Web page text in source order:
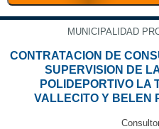
MUNICIPALIDAD
CONTRATACION DE
SUPERVISION DE
POLIDEPORTIVO LA
VALLECITO Y BELEN